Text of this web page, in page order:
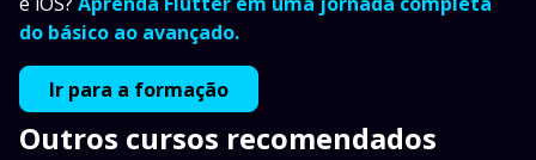
do básico ao avançado.
Ir para a formação
Outros cursos recomendados